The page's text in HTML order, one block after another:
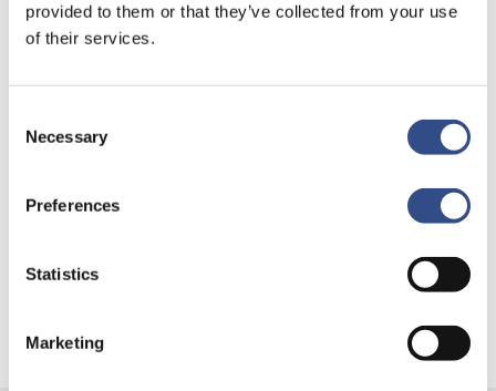
provided to them or that they’ve collected from your use
of their services.
Selection
Necessary
Preferences
Statistics
Marketing
Recente berichten
intelligent exoskelet ondersteunt vrachtafhandeling
Trainingsvlucht KLM